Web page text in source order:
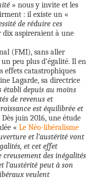
» nous y invite et les
: il existe un «
de réduire ces
aspireraient à une
(FMI), sans aller
peu plus d’égalité. Il en
effets catastrophiques
Lagarde, sa directrice
établi depuis au moins
de revenus et
est équilibrée et
Dès juin 2016, une étude
« Le Néo-libéralisme
et l’austérité vont
et cet effet
des inégalités
l’austérité peut à son
veulent